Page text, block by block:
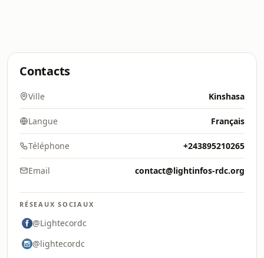
Contacts
Ville Kinshasa
Langue Français
Téléphone +243895210265
Email contact@lightinfos-rdc.org
RÉSEAUX SOCIAUX
@Lightecordc
@lightecordc